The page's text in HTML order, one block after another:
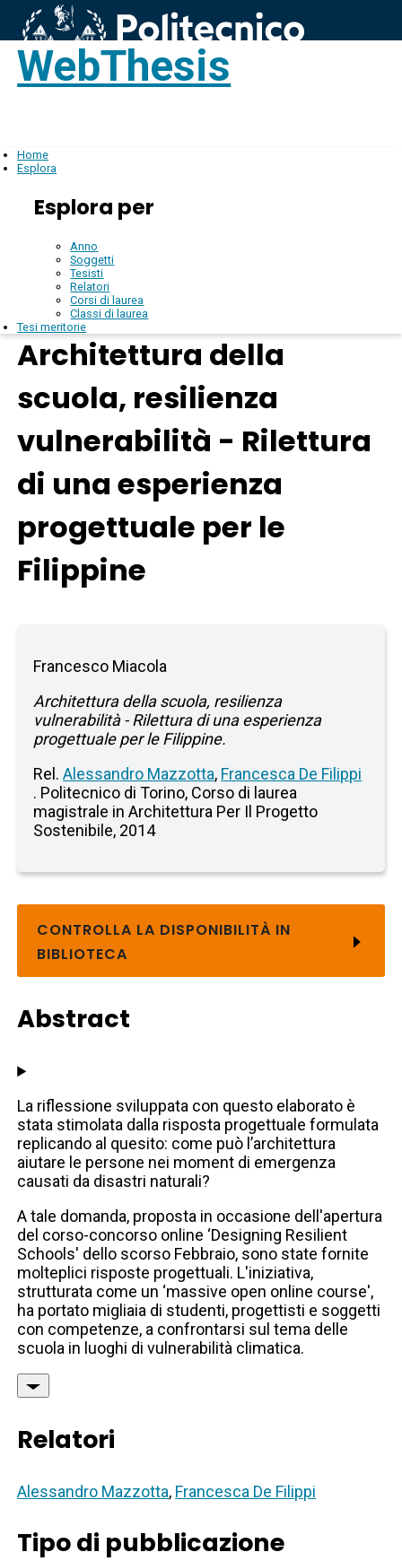
WebThesis
Home
Esplora
Esplora per
Anno
Soggetti
Tesisti
Relatori
Corsi di laurea
Classi di laurea
Tesi meritorie
Architettura della
scuola, resilienza
vulnerabilità - Rilettura
di una esperienza
progettuale per le
Filippine
Francesco Miacola
Architettura della scuola, resilienza
vulnerabilità - Rilettura di una esperienza
progettuale per le Filippine.
Rel.Alessandro Mazzotta, Francesca De Filippi
. Politecnico di Torino, Corso di laurea
magistrale in Architettura Per Il Progetto
Sostenibile, 2014
CONTROLLA LA DISPONIBILITÀ IN
BIBLIOTECA
Abstract
La riflessione sviluppata con questo elaborato è
stata stimolata dalla risposta progettuale formulata
replicando al quesito: come può l’architettura
aiutare le persone nei moment di emergenza
causati da disastri naturali?
A tale domanda, proposta in occasione dell'apertura
del corso-concorso online ‘Designing Resilient
Schools' dello scorso Febbraio, sono state fornite
molteplici risposte progettuali. L'iniziativa,
strutturata come un ‘massive open online course',
ha portato migliaia di studenti, progettisti e soggetti
con competenze, a confrontarsi sul tema delle
scuola in luoghi di vulnerabilità climatica.
Relatori
Alessandro Mazzotta, Francesca De Filippi
Tipo di pubblicazione